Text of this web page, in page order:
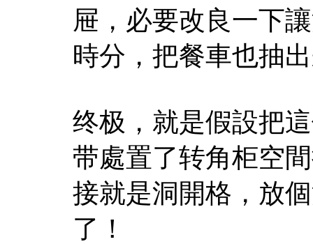
屉，必要改良一下
時分，把餐車也抽
终极，就是假設把
带處置了转角柜空
接就是洞開格，放
了！